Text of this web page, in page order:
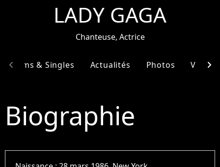
LADY GAGA
Chanteuse, Actrice
Albums & Singles Actualités Photos Vidéos
chevron_left chevron_right
Biographie